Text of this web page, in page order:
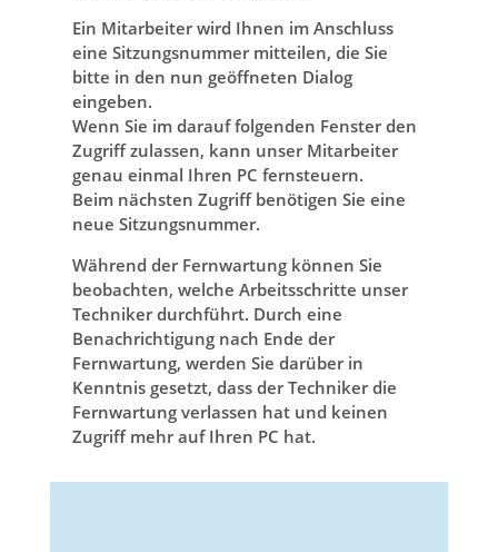
Ein Mitarbeiter wird Ihnen im Anschluss
eine Sitzungsnummer mitteilen, die Sie
bitte in den nun geöffneten Dialog
eingeben.
Wenn Sie im darauf folgenden Fenster den
Zugriff zulassen, kann unser Mitarbeiter
genau einmal Ihren PC fernsteuern.
Beim nächsten Zugriff benötigen Sie eine
neue Sitzungsnummer.
Während der Fernwartung können Sie
beobachten, welche Arbeitsschritte unser
Techniker durchführt. Durch eine
Benachrichtigung nach Ende der
Fernwartung, werden Sie darüber in
Kenntnis gesetzt, dass der Techniker die
Fernwartung verlassen hat und keinen
Zugriff mehr auf Ihren PC hat.